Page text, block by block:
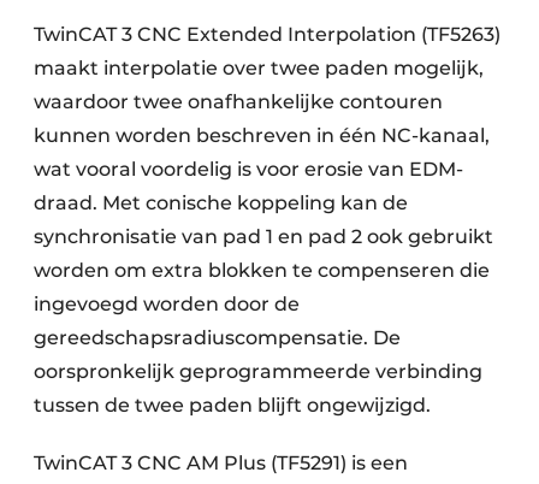
TwinCAT 3 CNC Extended Interpolation (TF5263)
maakt interpolatie over twee paden mogelijk,
waardoor twee onafhankelijke contouren
kunnen worden beschreven in één NC-kanaal,
wat vooral voordelig is voor erosie van EDM-
draad. Met conische koppeling kan de
synchronisatie van pad 1 en pad 2 ook gebruikt
worden om extra blokken te compenseren die
ingevoegd worden door de
gereedschapsradiuscompensatie. De
oorspronkelijk geprogrammeerde verbinding
tussen de twee paden blijft ongewijzigd.
TwinCAT 3 CNC AM Plus (TF5291) is een